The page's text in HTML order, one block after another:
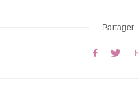
Partager